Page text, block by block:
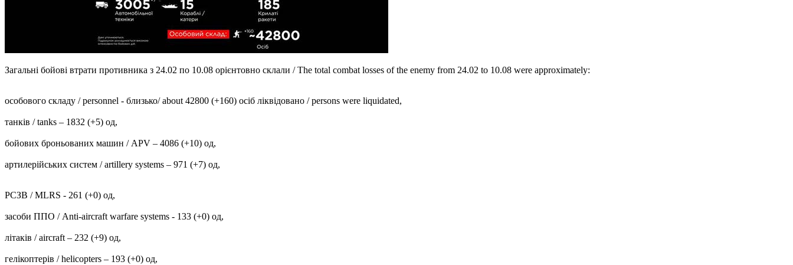
Загальні бойові втрати противника з 24.02 по 10.08 орієнтовно склали / The total combat losses of the enemy from 24.02 to 10.08 were approximately:
особового складу / personnel - близько/ about 42800 (+160) осіб ліквідовано / persons were liquidated,
танків / tanks ‒ 1832 (+5) од,
бойових броньованих машин / APV ‒ 4086 (+10) од,
артилерійських систем / artillery systems – 971 (+7) од,
РСЗВ / MLRS - 261 (+0) од,
засоби ППО / Anti-aircraft warfare systems - 133 (+0) од,
літаків / aircraft – 232 (+9) од,
гелікоптерів / helicopters – 193 (+0) од,